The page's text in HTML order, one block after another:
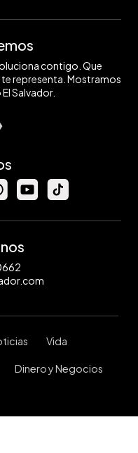
contigo. Que
representa. Mostramos
Salvador.
Vida
Dinero y Negocios